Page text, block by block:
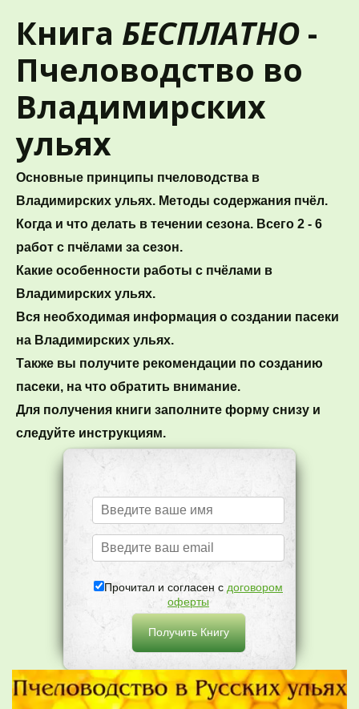
Книга БЕСПЛАТНО -
Пчеловодство во
Владимирских
ульях
Основные принципы пчеловодства в
Владимирских ульях. Методы содержания пчёл.
Когда и что делать в течении сезона. Всего 2 - 6
работ с пчёлами за сезон.
Какие особенности работы с пчёлами в
Владимирских ульях.
Вся необходимая информация о создании пасеки
на Владимирских ульях.
Также вы получите рекомендации по созданию
пасеки, на что обратить внимание.
Для получения книги заполните форму снизу и
следуйте инструкциям.
Прочитал и согласен с договором
оферты